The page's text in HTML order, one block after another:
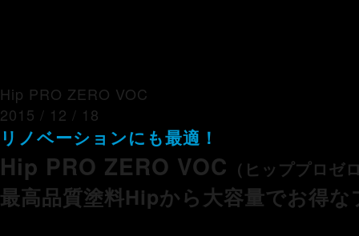
Hip PRO ZERO VOC
2015 / 12 / 18
リノベーションにも最適！
Hip PRO ZERO VOC （ヒッププロゼ
最高品質塗料Hipから大容量でお得な